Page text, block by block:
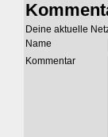
Deine aktuelle
Name
Kommentar